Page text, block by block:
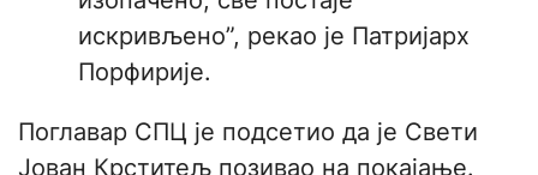
искривљено”, рекао је Патријарх
Порфирије.
Поглавар СПЦ је подсетио да је Свети
Јован Крститељ позивао на покајање.